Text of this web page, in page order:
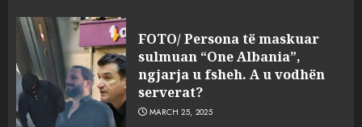
FOTO/ Persona të maskuar
sulmuan “One Albania”,
ngjarja u fsheh. A u vodhën
serverat?
MARCH 25, 2025